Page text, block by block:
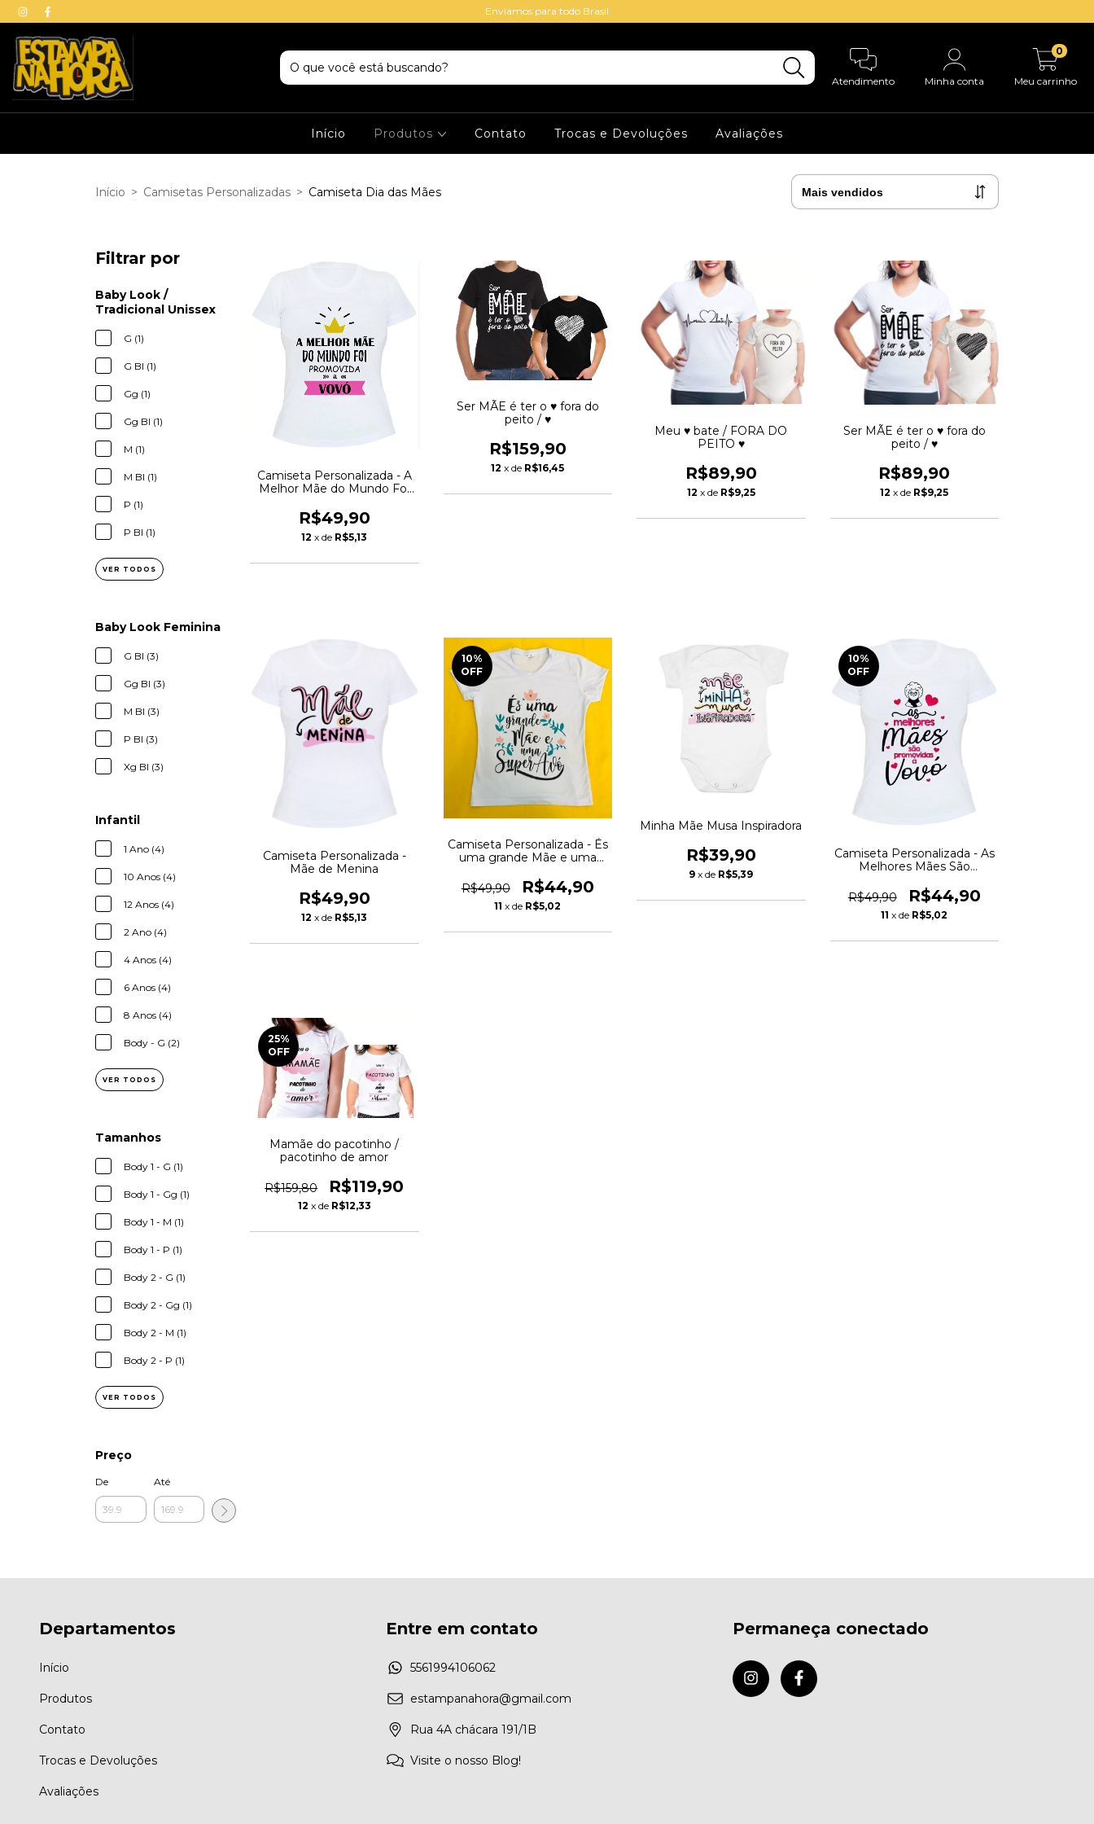
Enviamos para todo Brasil
Atendimento Minha conta Meu carrinho
0
Início Produtos Contato Trocas e Devoluções Avaliações
Início > Camisetas Personalizadas > Camiseta Dia das Mães
Filtrar por
Baby Look /
Tradicional Unissex
G (1)
G Bl (1)
Gg (1)
Gg Bl (1)
M (1)
M Bl (1)
P (1)
P Bl (1)
VER TODOS
Baby Look Feminina
G Bl (3)
Gg Bl (3)
M Bl (3)
P Bl (3)
Xg Bl (3)
Infantil
1 Ano (4)
10 Anos (4)
12 Anos (4)
2 Ano (4)
4 Anos (4)
6 Anos (4)
8 Anos (4)
Body - G (2)
VER TODOS
Tamanhos
Body 1 - G (1)
Body 1 - Gg (1)
Body 1 - M (1)
Body 1 - P (1)
Body 2 - G (1)
Body 2 - Gg (1)
Body 2 - M (1)
Body 2 - P (1)
VER TODOS
Preço
De Até
Camiseta Personalizada - A
Melhor Mãe do Mundo Foi
R$49,90
12 x de R$5,13
Ser MÃE é ter o ♥ fora do
peito / ♥
R$159,90
12 x de R$16,45
Meu ♥ bate / FORA DO
PEITO ♥
R$89,90
12 x de R$9,25
Ser MÃE é ter o ♥ fora do
peito / ♥
R$89,90
12 x de R$9,25
Camiseta Personalizada -
Mãe de Menina
R$49,90
12 x de R$5,13
10%
OFF
Camiseta Personalizada - És
uma grande Mãe e uma
R$49,90
R$44,90
11 x de R$5,02
Minha Mãe Musa Inspiradora
R$39,90
9 x de R$5,39
10%
OFF
Camiseta Personalizada - As
Melhores Mães São
R$49,90
R$44,90
11 x de R$5,02
25%
OFF
Mamãe do pacotinho /
pacotinho de amor
R$159,80 R$119,90
12 x de R$12,33
Departamentos
Início
Produtos
Contato
Trocas e Devoluções
Avaliações
Entre em contato
5561994106062
estampanahora@gmail.com
Rua 4A chácara 191/1B
Visite o nosso Blog!
Permaneça conectado